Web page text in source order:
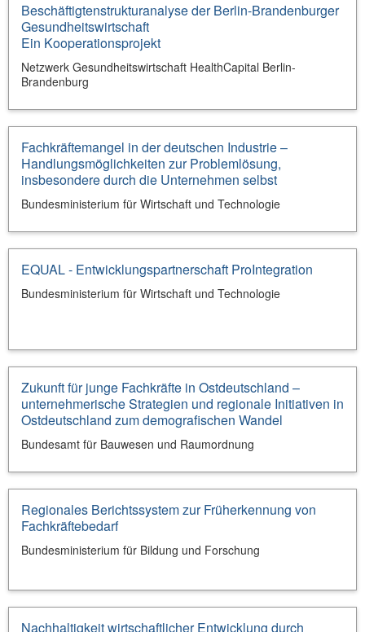
Beschäftigtenstrukturanalyse der Berlin-Brandenburger
Gesundheitswirtschaft
Ein Kooperationsprojekt
Netzwerk Gesundheitswirtschaft HealthCapital Berlin-
Brandenburg
Fachkräftemangel in der deutschen Industrie –
Handlungsmöglichkeiten zur Problemlösung,
insbesondere durch die Unternehmen selbst
Bundesministerium für Wirtschaft und Technologie
EQUAL - Entwicklungspartnerschaft ProIntegration
Bundesministerium für Wirtschaft und Technologie
Zukunft für junge Fachkräfte in Ostdeutschland –
unternehmerische Strategien und regionale Initiativen in
Ostdeutschland zum demografischen Wandel
Bundesamt für Bauwesen und Raumordnung
Regionales Berichtssystem zur Früherkennung von
Fachkräftebedarf
Bundesministerium für Bildung und Forschung
Nachhaltigkeit wirtschaftlicher Entwicklung durch